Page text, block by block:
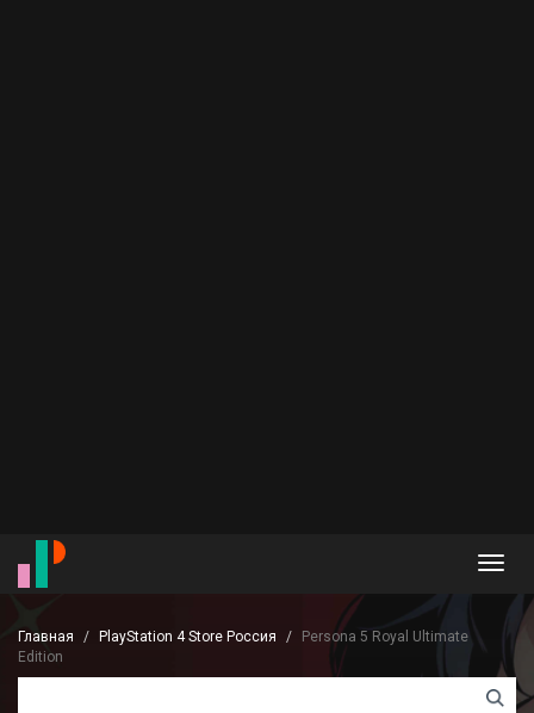
Главная PlayStation 4 Store Россия
Persona 5 Royal Ultimate
Edition